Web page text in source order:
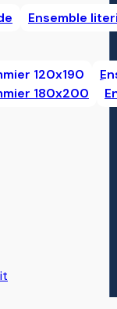
Ensemble
120x190
180x200